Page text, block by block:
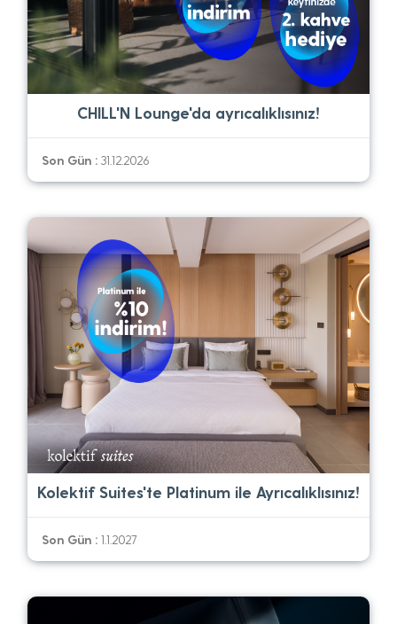
CHILL'N Lounge'da ayrıcalıklısınız!
Son Gün : 31.12.2026
Kolektif Suites'te Platinum ile Ayrıcalıklısınız!
Son Gün : 1.1.2027